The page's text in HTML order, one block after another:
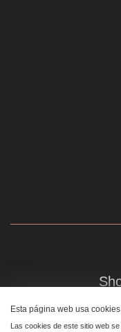
Esta página web usa cookies
Las cookies de este sitio web